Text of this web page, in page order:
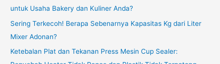
untuk Usaha Bakery dan Kuliner Anda?
Sering Terkecoh! Berapa Sebenarnya Kapasitas Kg dari Liter
Mixer Adonan?
Ketebalan Plat dan Tekanan Press Mesin Cup Sealer: